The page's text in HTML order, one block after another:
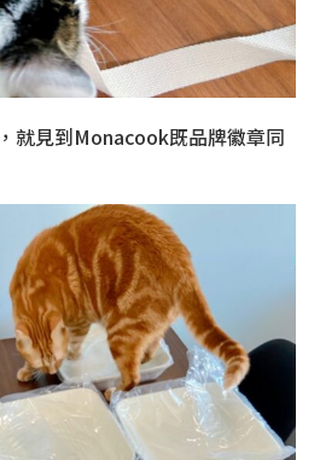
就見到Monacook既品牌徽章同